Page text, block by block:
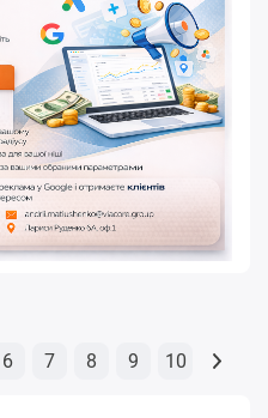
6 7 8 9 10